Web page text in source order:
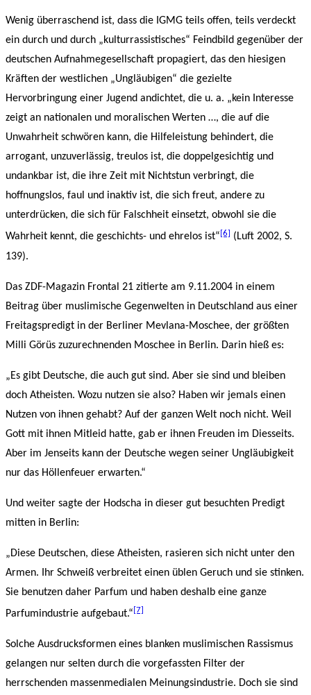
Wenig überraschend ist, dass die IGMG teils offen, teils verdeckt
ein durch und durch „kulturrassistisches“ Feindbild gegenüber der
deutschen Aufnahmegesellschaft propagiert, das den hiesigen
Kräften der westlichen „Ungläubigen“ die gezielte
Hervorbringung einer Jugend andichtet, die u. a. „kein Interesse
zeigt an nationalen und moralischen Werten …, die auf die
Unwahrheit schwören kann, die Hilfeleistung behindert, die
arrogant, unzuverlässig, treulos ist, die doppelgesichtig und
undankbar ist, die ihre Zeit mit Nichtstun verbringt, die
hoffnungslos, faul und inaktiv ist, die sich freut, andere zu
unterdrücken, die sich für Falschheit einsetzt, obwohl sie die
Wahrheit kennt, die geschichts- und ehrelos ist“ [6] (Luft 2002, S.
139).
Das ZDF-Magazin Frontal 21 zitierte am 9.11.2004 in einem
Beitrag über muslimische Gegenwelten in Deutschland aus einer
Freitagspredigt in der Berliner Mevlana-Moschee, der größten
Milli Görüs zuzurechnenden Moschee in Berlin. Darin hieß es:
„Es gibt Deutsche, die auch gut sind. Aber sie sind und bleiben
doch Atheisten. Wozu nutzen sie also? Haben wir jemals einen
Nutzen von ihnen gehabt? Auf der ganzen Welt noch nicht. Weil
Gott mit ihnen Mitleid hatte, gab er ihnen Freuden im Diesseits.
Aber im Jenseits kann der Deutsche wegen seiner Ungläubigkeit
nur das Höllenfeuer erwarten.“
Und weiter sagte der Hodscha in dieser gut besuchten Predigt
mitten in Berlin:
„Diese Deutschen, diese Atheisten, rasieren sich nicht unter den
Armen. Ihr Schweiß verbreitet einen üblen Geruch und sie stinken.
Sie benutzen daher Parfum und haben deshalb eine ganze
Parfumindustrie aufgebaut.“ [7]
Solche Ausdrucksformen eines blanken muslimischen Rassismus
gelangen nur selten durch die vorgefassten Filter der
herrschenden massenmedialen Meinungsindustrie. Doch sie sind